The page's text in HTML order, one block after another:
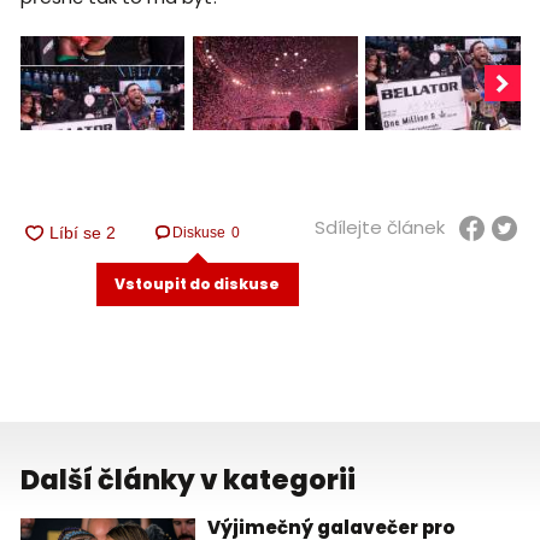
Diskuse 0
Vstoupit do diskuse
Sdílejte článek
Další články v kategorii
Výjimečný galavečer pro